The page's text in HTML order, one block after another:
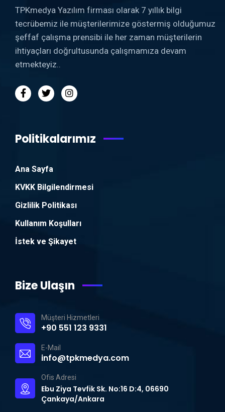
TPKmedya Yazılım firması olarak 7 yıllık bilgi
tecrübemiz ile müşterilerimize göstermiş olduğumuz
şeffaf çalışma prensibi ile her zaman müşterilerin
ihtiyaçları doğrultusunda çalışmamıza devam
etmekteyiz..
Politikalarımız
Ana Sayfa
KVKK Bilgilendirmesi
Gizlilik Politikası
Kullanım Koşulları
İstek ve Şikayet
Bize Ulaşın
Müşteri Hizmetleri
+90 551 123 9331
E-Mail
info@tpkmedya.com
Ofis Adresi
Ebu Ziya Tevfik Sk. No:16 D:4, 06690
Çankaya/Ankara